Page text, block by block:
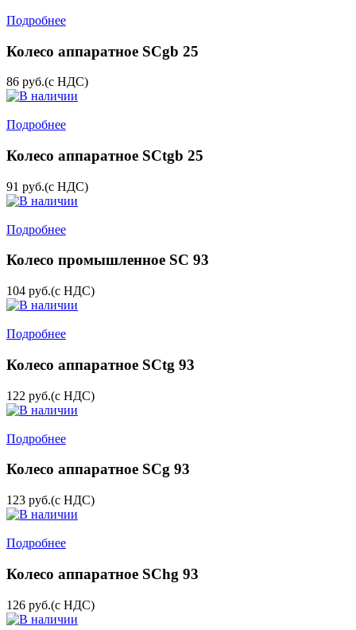
Подробнее
Колесо аппаратное SCgb 25
86 руб.(с НДС)
Подробнее
Колесо аппаратное SCtgb 25
91 руб.(с НДС)
Подробнее
Колесо промышленное SC 93
104 руб.(с НДС)
Подробнее
Колесо аппаратное SCtg 93
122 руб.(с НДС)
Подробнее
Колесо аппаратное SCg 93
123 руб.(с НДС)
Подробнее
Колесо аппаратное SChg 93
126 руб.(с НДС)